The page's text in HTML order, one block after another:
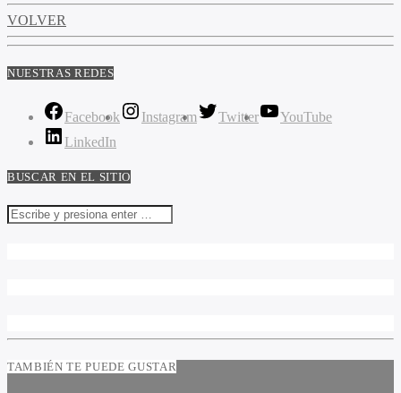
VOLVER
NUESTRAS REDES
Facebook Instagram Twitter
YouTube
LinkedIn
BUSCAR EN EL SITIO
TAMBIÉN TE PUEDE GUSTAR